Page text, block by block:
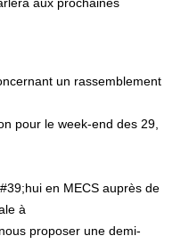
un rassemblement
pour le week-end des 29,
en MECS auprès de
à
proposer une demi-